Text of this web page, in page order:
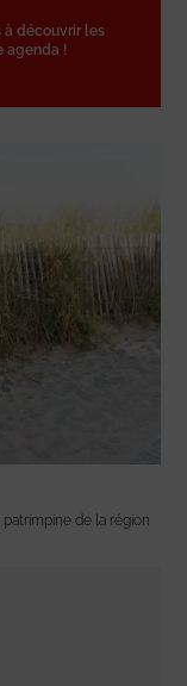
à découvrir les
agenda !
de la région